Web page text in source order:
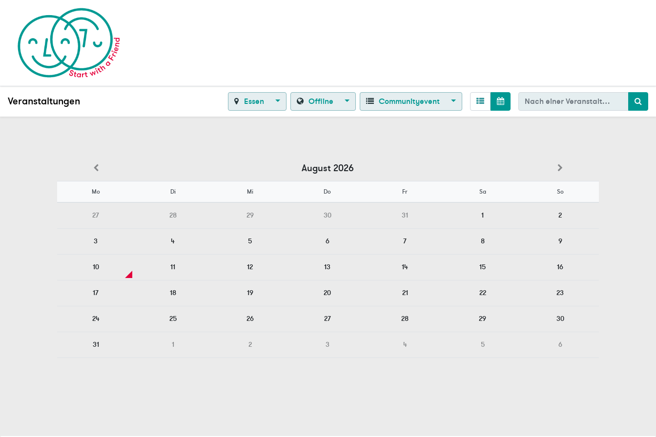
Veranstaltungen Essen Offline Communityevent
August 2026
Mo Di Mi Do Fr Sa So
27 28 29 30 31 1 2
3 4 5 6 7 8 9
10 11 12 13 14 15 16
17 18 19 20 21 22 23
24 25 26 27 28 29 30
31 1 2 3 4 5 6